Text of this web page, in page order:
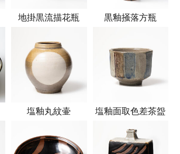
地掛黒流描花瓶 黒釉掻落方瓶
塩釉丸紋壷 塩釉面取色差茶盌